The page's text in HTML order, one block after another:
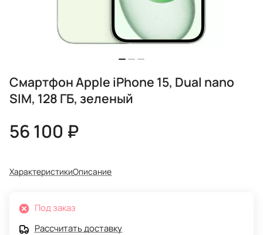
Смартфон Apple iPhone 15, Dual nano
SIM, 128 ГБ, зеленый
56 100 ₽
ХарактеристикиОписание
Под заказ
Рассчитать доставку